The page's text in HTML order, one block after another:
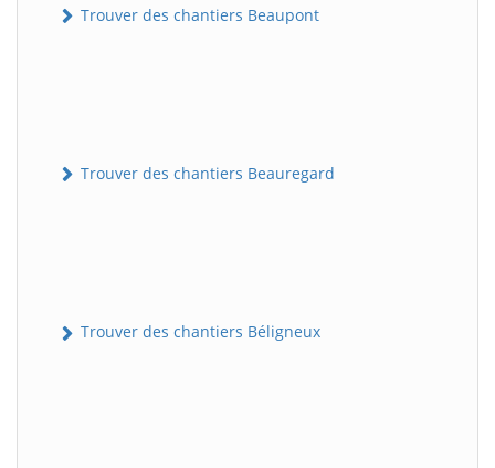
Trouver des chantiers Beaupont
Trouver des chantiers Beauregard
Trouver des chantiers Béligneux